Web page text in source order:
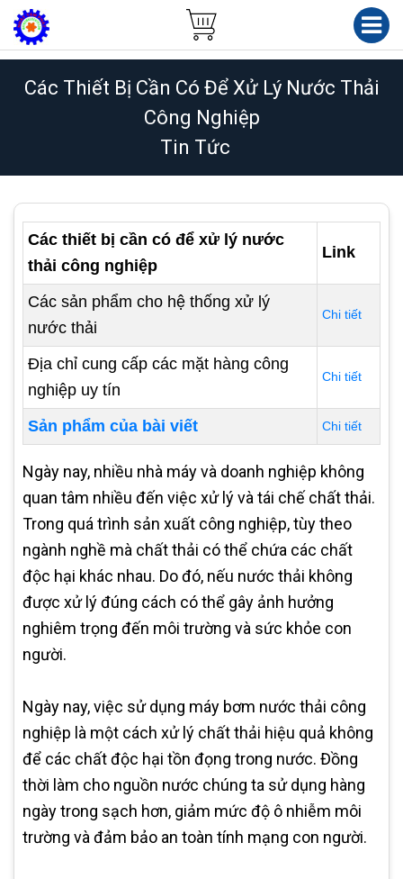
Các Thiết Bị Cần Có Để Xử Lý Nước Thải
Công Nghiệp
Tin Tức
Các thiết bị cần có để xử lý nước
thải công nghiệp
Link
Các sản phẩm cho hệ thống xử lý
nước thải
Chi tiết
Địa chỉ cung cấp các mặt hàng công
nghiệp uy tín
Chi tiết
Sản phẩm của bài viết Chi tiết
Ngày nay, nhiều nhà máy và doanh nghiệp không
quan tâm nhiều đến việc xử lý và tái chế chất thải.
Trong quá trình sản xuất công nghiệp, tùy theo
ngành nghề mà chất thải có thể chứa các chất
độc hại khác nhau. Do đó, nếu nước thải không
được xử lý đúng cách có thể gây ảnh hưởng
nghiêm trọng đến môi trường và sức khỏe con
người.
Ngày nay, việc sử dụng máy bơm nước thải công
nghiệp là một cách xử lý chất thải hiệu quả không
để các chất độc hại tồn đọng trong nước. Đồng
thời làm cho nguồn nước chúng ta sử dụng hàng
ngày trong sạch hơn, giảm mức độ ô nhiễm môi
trường và đảm bảo an toàn tính mạng con người.